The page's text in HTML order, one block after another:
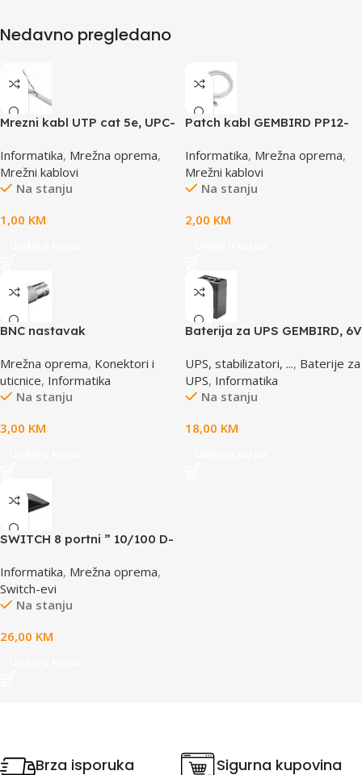
Nedavno pregledano
Mrezni kabl UTP cat 5e, UPC-
Informatika, Mrežna oprema,
Mrežni kablovi
Na stanju
1,00 KM
Patch kabl GEMBIRD PP12-
Informatika, Mrežna oprema,
Mrežni kablovi
Na stanju
2,00 KM
BNC nastavak
Mrežna oprema, Konektori i
uticnice, Informatika
Na stanju
3,00 KM
Baterija za UPS GEMBIRD, 6V
UPS, stabilizatori, ..., Baterije za
UPS, Informatika
Na stanju
18,00 KM
SWITCH 8 portni ” 10/100 D-
Informatika, Mrežna oprema,
Switch-evi
Na stanju
26,00 KM
Brza isporuka Sigurna kupovina